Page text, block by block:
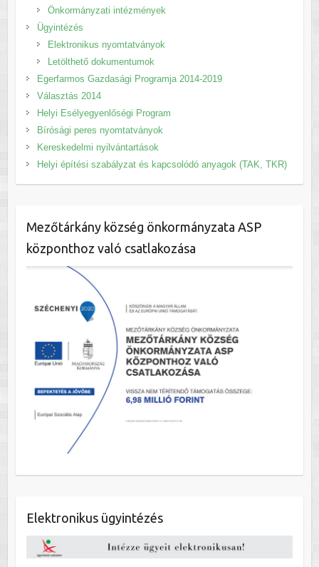
Önkormányzati intézmények
Ügyintézés
Elektronikus nyomtatványok
Letölthető dokumentumok
Egerfarmos Gazdasági Programja 2014-2019
Választás 2014
Helyi Esélyegyenlőségi Program
Bírósági peres nyomtatványok
Kereskedelmi nyilvántartások
Helyi építési szabályzat és kapcsolódó anyagok (TAK, TKR)
Mezőtárkány község önkormányzata ASP
központhoz való csatlakozása
Elektronikus ügyintézés